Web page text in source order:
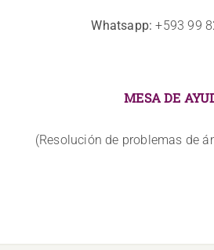
Whatsapp: +593 99
MESA DE
(Resolución de problemas de